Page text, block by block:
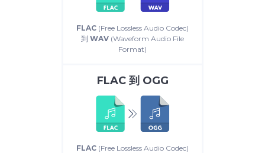
FLAC (Free Lossless Audio Codec)
到 WAV (Waveform Audio File
Format)
FLAC到 OGG
FLAC (Free Lossless Audio Codec)